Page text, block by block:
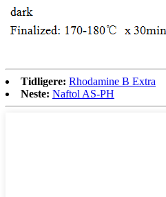
Tidligere: Rhodamine B Extra
Neste: Naftol AS-PH